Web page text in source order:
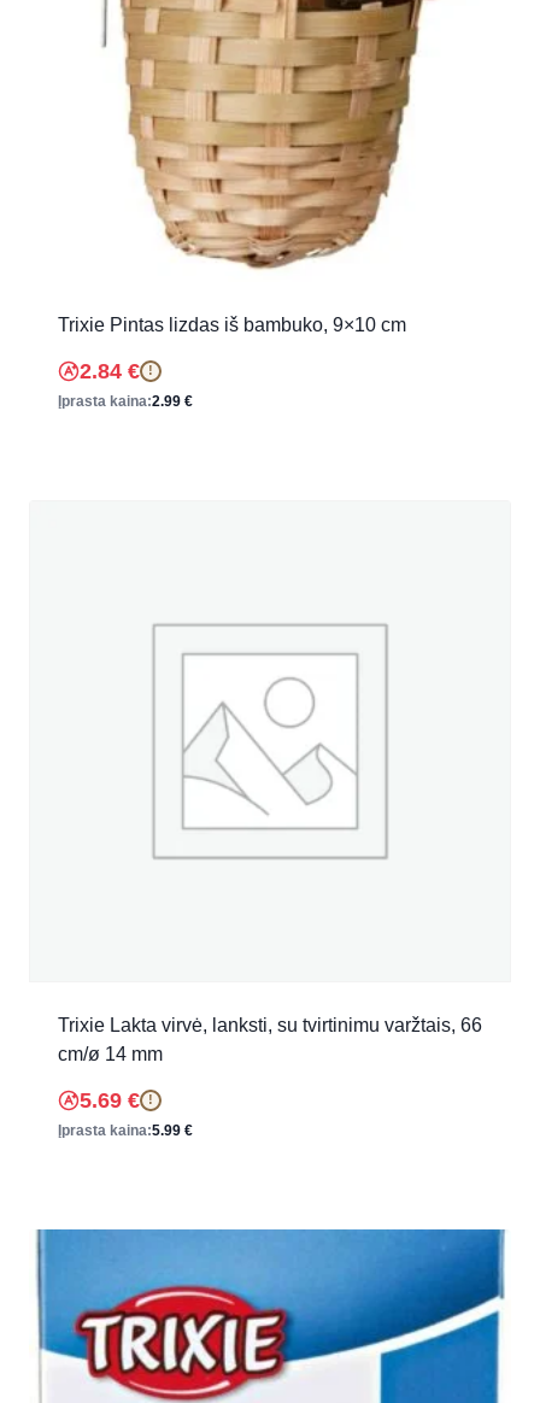
Trixie Pintas lizdas iš bambuko, 9×10 cm
2.84 € !
Įprasta kaina:2.99 €
Trixie Lakta virvė, lanksti, su tvirtinimu varžtais, 66
cm/ø 14 mm
5.69 € !
Įprasta kaina:5.99 €